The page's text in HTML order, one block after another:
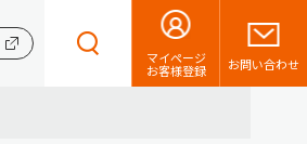
マイページ
お客様登録 お問い合わせ